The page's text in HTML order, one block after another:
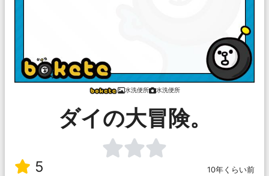
水洗便所 水洗便所
ダイの大冒険。
5 10年くらい前